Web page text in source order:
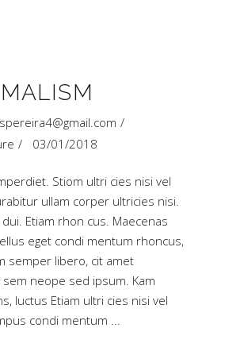
03/01/2018
Stiom ultri cies nisi vel
ullam corper ultricies nisi.
Etiam rhon cus. Maecenas
eget condi mentum rhoncus,
semper libero, cit amet
sem neope sed ipsum. Kam
luctus Etiam ultri cies nisi vel
condi mentum